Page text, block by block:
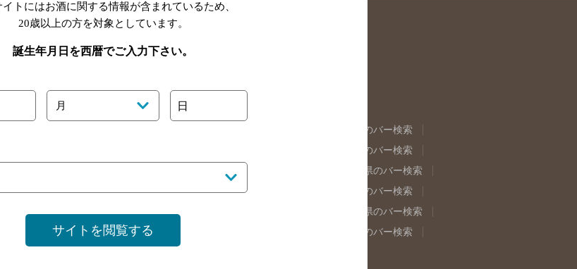
福島県のバー検索
東京都のバー検索
索
岐阜県のバー検索
索 大阪府のバー検索 京都府のバー検索 兵庫県のバー検索
奈良県のバー検索
岡山県のバー検索 山口県のバー検索
島根県のバー検索
高知県のバー検索 福岡県のバー検索
佐賀県のバー検索
イトにはお酒に関する情報が含まれているため、
20歳以上の方を対象としています。
誕生年月日を西暦でご入力下さい。
月 日
サイトを閲覧する